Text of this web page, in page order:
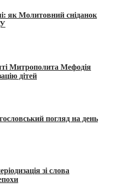
як Молитовний сніданок
Митрополита Мефодія
дітей
погляд на день
зі слова